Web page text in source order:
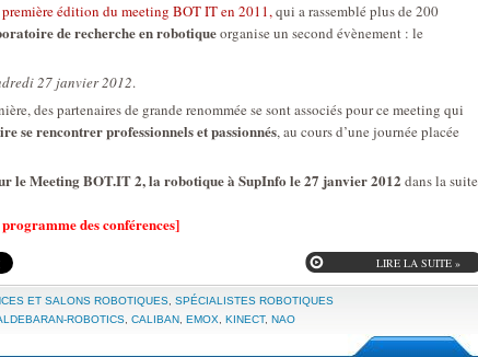
première édition du meeting BOT IT en 2011,qui a rassemblé plus de 200
de recherche en robotiqueorganise un second évènement : le
27 janvier 2012.
des partenaires de grande renommée se sont associés pour ce meeting qui
se rencontrer professionnels et passionnés, au cours d’une journée placée
le Meeting BOT.IT 2, la robotique à SupInfo le 27 janvier 2012 dans la suite
des conférences]
LIRE LA SUITE »
ET SALONS ROBOTIQUES SPÉCIALISTES ROBOTIQUES
ROBOTICS CALIBAN EMOX KINECT, NAO